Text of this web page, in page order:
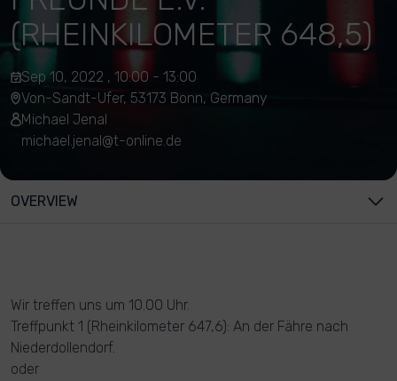
(RHEINKILOMETER 648,5)
Sep 10, 2022 , 10:00 - 13:00
Von-Sandt-Ufer, 53173 Bonn, Germany
Michael Jenal
michael.jenal@t-online.de
OVERVIEW
Wir treffen uns um 10.00 Uhr.
Treffpunkt 1 (Rheinkilometer 647,6): An der Fähre nach
Niederdollendorf.
oder